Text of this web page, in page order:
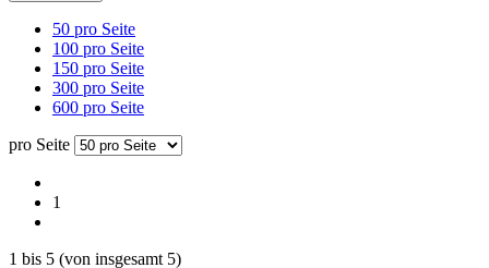
50 pro Seite
100 pro Seite
150 pro Seite
300 pro Seite
600 pro Seite
pro Seite
1
1 bis 5 (von insgesamt 5)